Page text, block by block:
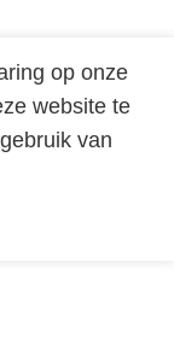
op onze
website te
van